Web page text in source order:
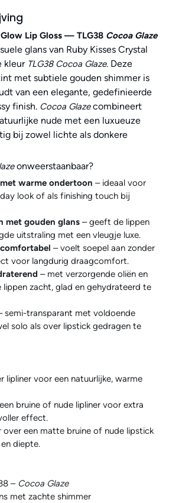
Lip Gloss — TLG38 Cocoa Glaze
glans van Ruby Kisses Crystal
kleur TLG38 Cocoa Glaze. Deze
met subtiele gouden shimmer is
van een elegante, gedefinieerde
finish. Cocoa Glazecombineert
nude met een luxueuze
bij zowel lichte als donkere
onweerstaanbaar?
warme ondertoon – ideaal voor
look of als finishing touch bij
met gouden glans – geeft de lippen
uitstraling met een vleugje luxe.
– voelt soepel aan zonder
voor langdurig draagcomfort.
– met verzorgende oliën en
lippen zacht, glad en gehydrateerd te
semi-transparant met voldoende
solo als over lipstick gedragen te
lipliner voor een natuurlijke, warme
bruine of nude lipliner voor extra
effect.
over een matte bruine of nude lipstick
diepte.
– Cocoa Glaze
met zachte shimmer